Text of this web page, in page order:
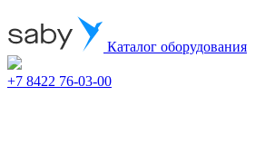
Каталог оборудования
+7 8422 76-03-00